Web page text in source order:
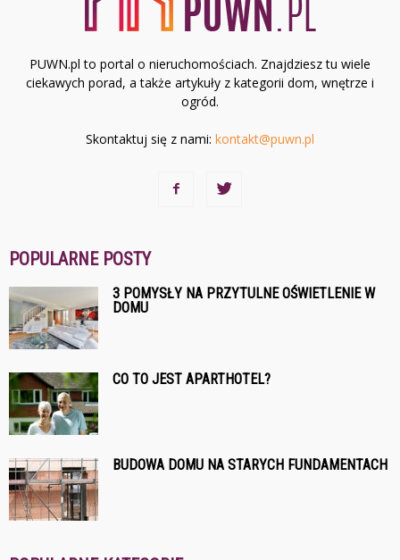
PUWN.pl to portal o nieruchomościach. Znajdziesz tu wiele
ciekawych porad, a także artykuły z kategorii dom, wnętrze i
ogród.
Skontaktuj się z nami: kontakt@puwn.pl
POPULARNE POSTY
3 POMYSŁY NA PRZYTULNE OŚWIETLENIE W
DOMU
CO TO JEST APARTHOTEL?
BUDOWA DOMU NA STARYCH FUNDAMENTACH